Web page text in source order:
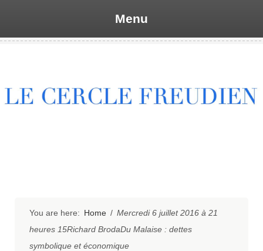
Menu
You are here: Home / Mercredi 6 juillet 2016 à 21
heures 15Richard BrodaDu Malaise : dettes
symbolique et économique